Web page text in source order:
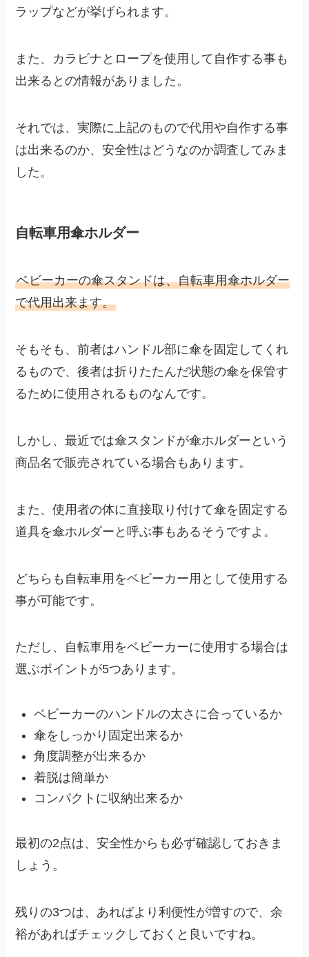
ラップなどが挙げられます。
また、カラビナとロープを使用して自作する事も
出来るとの情報がありました。
それでは、実際に上記のもので代用や自作する事
は出来るのか、安全性はどうなのか調査してみま
した。
自転車用傘ホルダー
ベビーカーの傘スタンドは、自転車用傘ホルダー
で代用出来ます。
そもそも、前者はハンドル部に傘を固定してくれ
るもので、後者は折りたたんだ状態の傘を保管す
るために使用されるものなんです。
しかし、最近では傘スタンドが傘ホルダーという
商品名で販売されている場合もあります。
また、使用者の体に直接取り付けて傘を固定する
道具を傘ホルダーと呼ぶ事もあるそうですよ。
どちらも自転車用をベビーカー用として使用する
事が可能です。
ただし、自転車用をベビーカーに使用する場合は
選ぶポイントが5つあります。
ベビーカーのハンドルの太さに合っているか
傘をしっかり固定出来るか
角度調整が出来るか
着脱は簡単か
コンパクトに収納出来るか
最初の2点は、安全性からも必ず確認しておきま
しょう。
残りの3つは、あればより利便性が増すので、余
裕があればチェックしておくと良いですね。